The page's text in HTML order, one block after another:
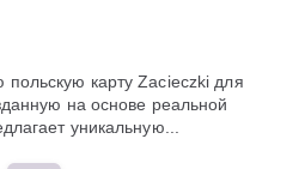
карту Zacieczki для
на основе реальной
уникальную...